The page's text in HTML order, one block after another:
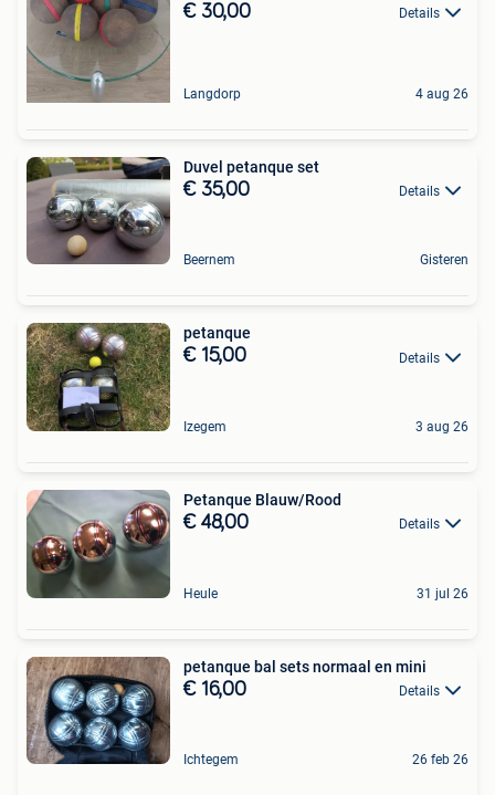
€ 30,00 Details
Langdorp 4 aug 26
Duvel petanque set
€ 35,00 Details
Beernem Gisteren
petanque
€ 15,00 Details
Izegem 3 aug 26
Petanque Blauw/Rood
€ 48,00 Details
Heule 31 jul 26
petanque bal sets normaal en mini
€ 16,00 Details
Ichtegem 26 feb 26